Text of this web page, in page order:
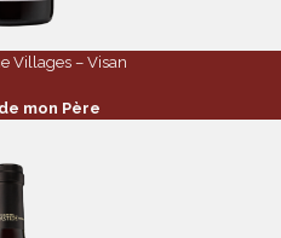
Villages – Visan
mon Père